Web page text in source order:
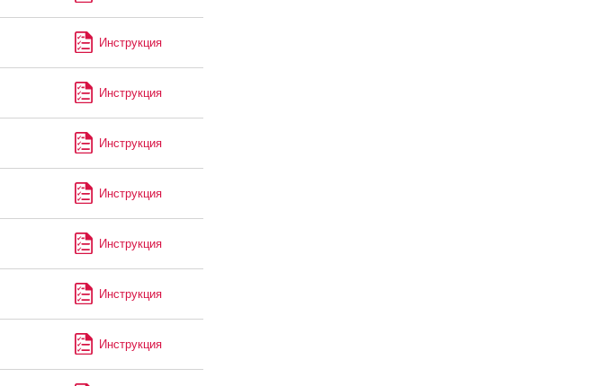
Инструкция
Инструкция
Инструкция
Инструкция
Инструкция
Инструкция
Инструкция